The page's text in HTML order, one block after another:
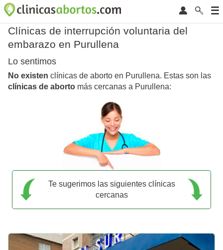
Clínicas de interrupción voluntaria del
embarazo en Purullena
Lo sentimos
No existen clínicas de aborto en Purullena. Estas son las
clínicas de aborto más cercanas a Purullena:
Te sugerimos las siguientes clínicas
cercanas